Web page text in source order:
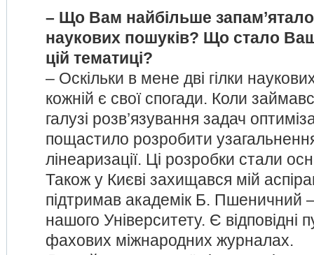
– Що Вам найбільше
наукових пошуків? Що стало
цій тематиці?
– Оскільки в мене дві гілки
кожній є свої спогади. Коли
галузі розв’язування задач
пощастило розробити
лінеаризації. Ці розробки стали
Також у Києві захищався мій
підтримав академік Б. Пшеничний
нашого Університету. Є відповідні
фахових міжнародних журналах.